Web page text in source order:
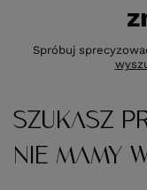
Spróbuj
SZUKASZ
NIE MAMY